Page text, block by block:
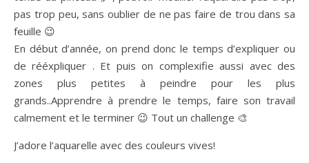
pas trop peu, sans oublier de ne pas faire de trou dans sa
feuille 😉
En début d’année, on prend donc le temps d’expliquer ou
de rééxpliquer . Et puis on complexifie aussi avec des
zones plus petites à peindre pour les plus
grands..Apprendre à prendre le temps, faire son travail
calmement et le terminer 😉 Tout un challenge 🎨
J’adore l’aquarelle avec des couleurs vives!